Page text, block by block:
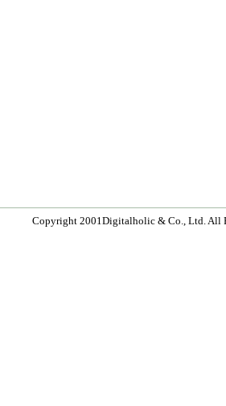
Copyright 2001Digitalholic & Co., Ltd. All